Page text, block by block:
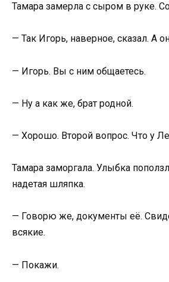
Тамара замерла с сыром в руке.
— Так Игорь, наверное, сказал. А
— Игорь. Вы с ним общаетесь.
— Ну а как же, брат родной.
— Хорошо. Второй вопрос. Что у
Тамара заморгала. Улыбка
надетая шляпка.
— Говорю же, документы её.
всякие.
— Покажи.